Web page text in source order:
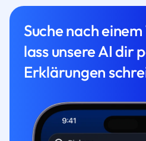
Suche nach
lass unsere AI dir
Erklärungen